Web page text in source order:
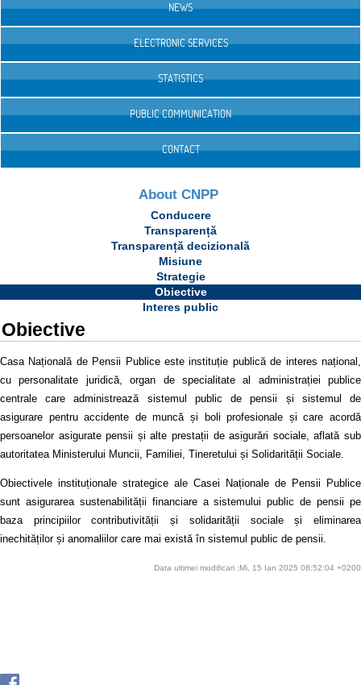
NEWS
ELECTRONIC SERVICES
STATISTICS
PUBLIC COMMUNICATION
CONTACT
About CNPP
Conducere
Transparență
Transparență decizională
Misiune
Strategie
Obiective
Interes public
Obiective
Casa Națională de Pensii Publice este instituție publică de interes național,
cu personalitate juridică, organ de specialitate al administrației publice
centrale care administrează sistemul public de pensii și sistemul de
asigurare pentru accidente de muncă și boli profesionale și care acordă
persoanelor asigurate pensii și alte prestații de asigurări sociale, aflată sub
autoritatea Ministerului Muncii, Familiei, Tineretului și Solidarității Sociale.
Obiectivele instituționale strategice ale Casei Naționale de Pensii Publice
sunt asigurarea sustenabilității financiare a sistemului public de pensii pe
baza principiilor contributivității și solidarității sociale și eliminarea
inechităților și anomaliilor care mai există în sistemul public de pensii.
Data ultimei modificari :Mi, 15 Ian 2025 08:52:04 +0200